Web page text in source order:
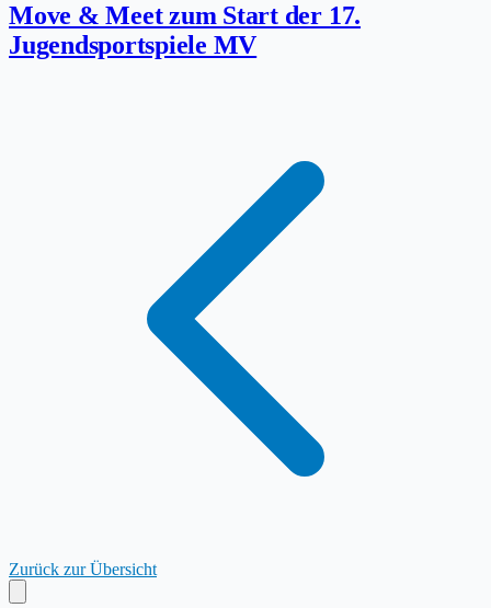
Move & Meet zum Start der 17.
Jugendsportspiele MV
Zurück zur Übersicht